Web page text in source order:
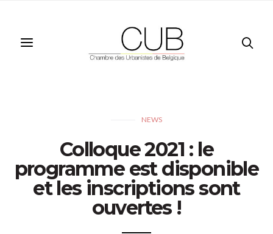
NEWS
Colloque 2021 : le
programme est disponible
et les inscriptions sont
ouvertes !